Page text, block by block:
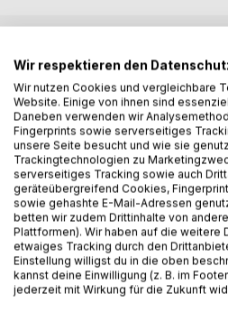
BESCHREIBUNG
"Mohnblumen!"rief Willi
setzte er zur Landung an. Was
entgegenschlug!
Überglücklich ließ er sich nieder.
"Hihihi, das kitzelt!" rief die
den köstlichen Nektar saugte.
Da flog Willi zur nächsten
Willi Hummel lebt in den großen
entdeckt er zu seiner großen
Überglücklich fliegt er von einer
Wir respektieren den
Wir nutzen Cookies und vergleichbare
Website. Einige von ihnen sind
Daneben verwenden wir
Fingerprints sowie serverseitiges
unsere Seite besucht und wie sie
Trackingtechnologien zu
serverseitiges Tracking sowie auch
geräteübergreifend Cookies,
sowie gehashte E-Mail-Adressen
betten wir zudem Drittinhalte von
Plattformen). Wir haben auf die weitere
etwaiges Tracking durch den
Einstellung willigst du in die oben
kannst deine Einwilligung (z. B. im
jederzeit mit Wirkung für die Zukunft